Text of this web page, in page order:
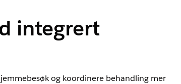
integrert
og koordinere behandling mer